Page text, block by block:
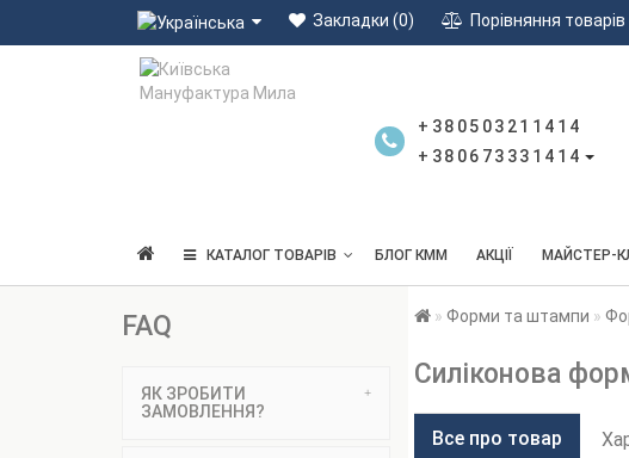
Закладки (0) Порівняння товарів
+380503211414
+380673331414
КАТАЛОГ ТОВАРІВ БЛОГ КММ АКЦІЇ МАЙСТЕР-
FAQ
ЯК ЗРОБИТИ
ЗАМОВЛЕННЯ?
Форми та штампи
Силіконова
Все про товар